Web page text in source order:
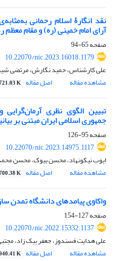
نقد انگارۀ اسلام رحمانی
آرای امام خمینی (ره) و مقام معظم
صفحه65-94
10.22070/nic.2023.16018.1179
علی کارشناس، حمید نگارش، مرتضی
مشاهده مقاله
اصل مقاله K
تبیین الگوی نظری
جمهوری اسلامی ایران مبتنی بر
صفحه95-126
10.22070/nic.2023.14975.1117
ایوب نیکونهاد، محسن بیوک، محسن
مشاهده مقاله
اصل مقاله K
واکاوی پیامدهای دانشگاه تمدن
صفحه127-154
10.22070/nic.2022.15332.1137
علی هدایت فسندوز، جعفر بیک زاد،
مشاهده مقاله
اصل مقاله K